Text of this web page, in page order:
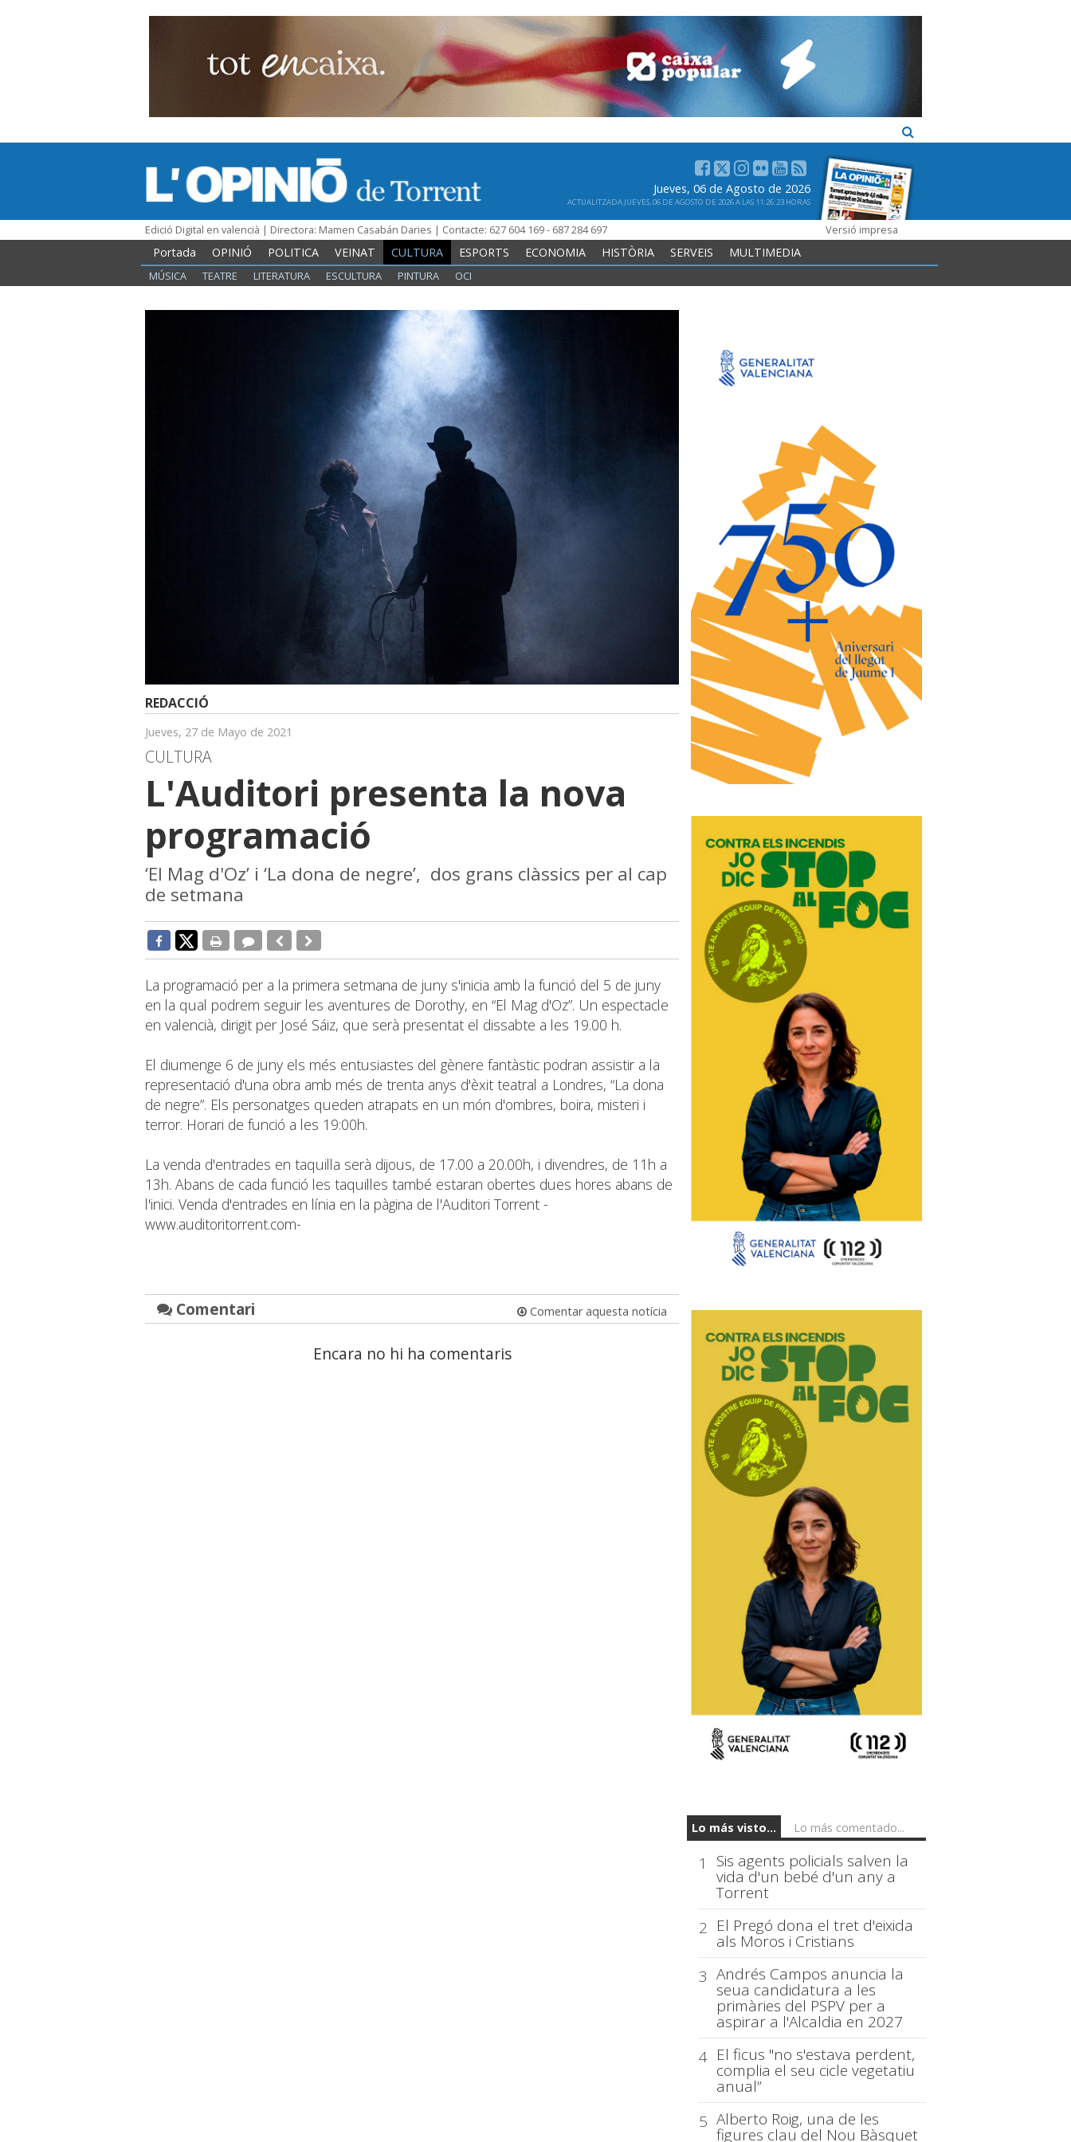
Jueves, 06 de Agosto de 2026
ACTUALITZADA JUEVES, 06 DE AGOSTO DE 2026 A LAS 11:26:23 HORAS
Edició Digital en valencià | Directora: Mamen Casabán Daries | Contacte: 627 604 169 - 687 284 697 Versió impresa
Portada OPINIÓ POLITICA VEINAT CULTURA ESPORTS ECONOMIA HISTÒRIA SERVEIS MULTIMEDIA
MÚSICA TEATRE LITERATURA ESCULTURA PINTURA OCI
REDACCIÓ
Jueves, 27 de Mayo de 2021
CULTURA
L'Auditori presenta la nova
programació
‘El Mag d'Oz’ i ‘La dona de negre’, dos grans clàssics per al cap
de setmana
La programació per a la primera setmana de juny s'inicia amb la funció del 5 de juny
en la qual podrem seguir les aventures de Dorothy, en “El Mag d'Oz”. Un espectacle
en valencià, dirigit per José Sáiz, que serà presentat el dissabte a les 19.00 h.
El diumenge 6 de juny els més entusiastes del gènere fantàstic podran assistir a la
representació d'una obra amb més de trenta anys d'èxit teatral a Londres, “La dona
de negre”. Els personatges queden atrapats en un món d'ombres, boira, misteri i
terror. Horari de funció a les 19:00h.
La venda d'entrades en taquilla serà dijous, de 17.00 a 20.00h, i divendres, de 11h a
13h. Abans de cada funció les taquilles també estaran obertes dues hores abans de
l'inici. Venda d'entrades en línia en la pàgina de l'Auditori Torrent -
www.auditoritorrent.com-
Comentari Comentar aquesta notícia
Encara no hi ha comentaris
Lo más visto... Lo más comentado...
1 Sis agents policials salven la
vida d'un bebé d'un any a
Torrent
2 El Pregó dona el tret d'eixida
als Moros i Cristians
3 Andrés Campos anuncia la
seua candidatura a les
primàries del PSPV per a
aspirar a l'Alcaldia en 2027
4 El ficus "no s'estava perdent,
complia el seu cicle vegetatiu
anual”
5 Alberto Roig, una de les
figures clau del Nou Bàsquet